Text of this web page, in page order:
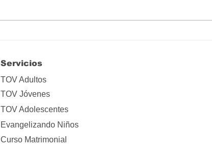
Servicios
TOV Adultos
TOV Jóvenes
TOV Adolescentes
Evangelizando Niños
Curso Matrimonial